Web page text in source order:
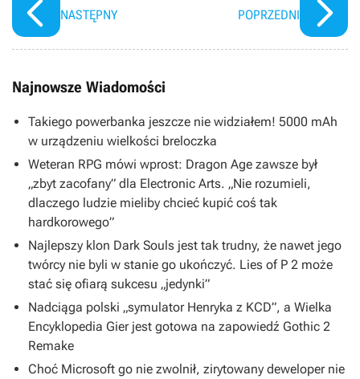
NASTĘPNY POPRZEDNI
Najnowsze Wiadomości
Takiego powerbanka jeszcze nie widziałem! 5000 mAh
w urządzeniu wielkości breloczka
Weteran RPG mówi wprost: Dragon Age zawsze był
„zbyt zacofany” dla Electronic Arts. „Nie rozumieli,
dlaczego ludzie mieliby chcieć kupić coś tak
hardkorowego”
Najlepszy klon Dark Souls jest tak trudny, że nawet jego
twórcy nie byli w stanie go ukończyć. Lies of P 2 może
stać się ofiarą sukcesu „jedynki”
Nadciąga polski „symulator Henryka z KCD”, a Wielka
Encyklopedia Gier jest gotowa na zapowiedź Gothic 2
Remake
Choć Microsoft go nie zwolnił, zirytowany deweloper nie